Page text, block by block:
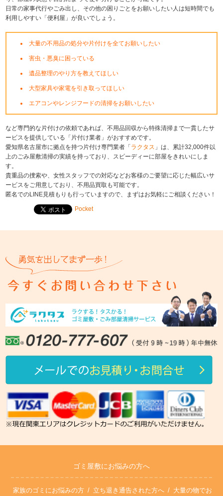
日常の家事代行やごみ出し、その他の困りごとをお願いしたい人は短時間でも
利用しやすい「便利屋」が良いでしょう。
大量の不用品の処分や片付けを全てお願いしたい
害虫・悪臭に困っている
遺品整理のやり方を教えてほしい
大型家具や家電を引き取ってほしい
エアコンやレンジフードの清掃をお願いしたい
など専門的な片付けの依頼であれば、不用品回収から特殊清掃まで一貫したサ
ービスを提供している「片付け業者」がおすすめです。
愛知県名古屋市に拠点を持つ片付け専門業者「 ラクタス 」は、累計32,000件以
上のごみ屋敷清掃の実績を持っており、スピーディーに部屋をきれいにしま
す。
貴重品の捜索や、女性スタッフでの対応などお客様のご要望に応じた幅広いサ
ービスをご用意しており、不用品買取も可能です。
匿名でのLINE見積もりも行っていますので、まずはお気軽にご相談ください！
Pocket
ゴミ屋敷にお悩みの方へ
家族のゴミにお悩みの方 立ち退き通告された方へ
大量の物でお